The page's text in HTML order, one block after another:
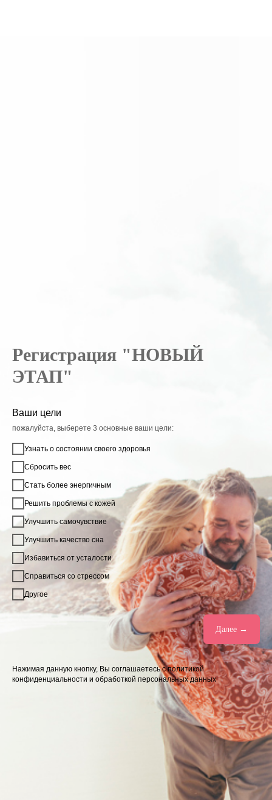
Регистрация "НОВЫЙ
ЭТАП"
Ваши цели
пожалуйста, выберете 3 основные ваши цели:
Узнать о состоянии своего здоровья
Сбросить вес
Стать более энергичным
Решить проблемы с кожей
Улучшить самочувствие
Улучшить качество сна
Избавиться от усталости
Справиться со стрессом
Другое
Далее →
Нажимая данную кнопку, Вы соглашаетесь с политикой
конфиденциальности и обработкой персональных данных